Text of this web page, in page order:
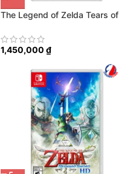
The Legend of Zelda Tears of
1,450,000 ₫